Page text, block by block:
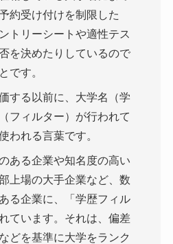
約受け付けを制限した
トリーシートや適性テス
を決めたりしているので
です。
する以前に、大学名（学
フィルター）が行われて
われる言葉です。
ある企業や知名度の高い
上場の大手企業など、数
る企業に、「学歴フィル
ています。それは、偏差
どを基準に大学をランク